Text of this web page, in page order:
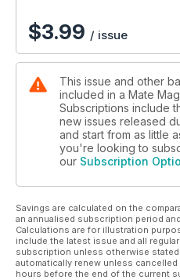
Body-Teil unserer
Sextherapeut Dr. Christopher
als Booster für das
Stigmatisierung von Auto-
Ingrid Richter Tennisspielerin
in der A-Liga als Trainerin
bildete sie sich als Coach fort
Menschen, allerdings als
Fliegen zu tun hat und wie
Flugs ganz einfach
$3.99 / issue
This issue and other
included in a Mate
Subscriptions include
new issues released
and start from as little
you're looking to
our Subscription
Savings are calculated on the
an annualised subscription period
Calculations are for illustration
include the latest issue and all
subscription unless otherwise
automatically renew unless
hours before the end of the current